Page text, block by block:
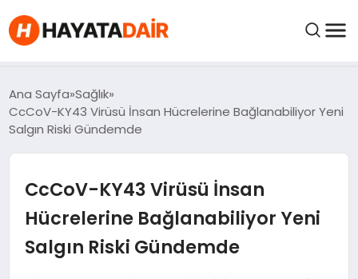
FIYATLAR
HABERLER
İNCELEMELER
Ana Sayfa Sağlık
CcCoV-KY43 Virüsü İnsan Hücrelerine Bağlanabiliyor Yeni
Salgın Riski Gündemde
CcCoV-KY43 Virüsü İnsan
Hücrelerine Bağlanabiliyor Yeni
Salgın Riski Gündemde